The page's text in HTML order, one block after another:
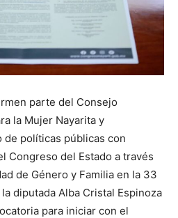
parte del Consejo
la Mujer Nayarita y
políticas públicas con
Congreso del Estado a través
de Género y Familia en la 33
diputada Alba Cristal Espinoza
para iniciar con el